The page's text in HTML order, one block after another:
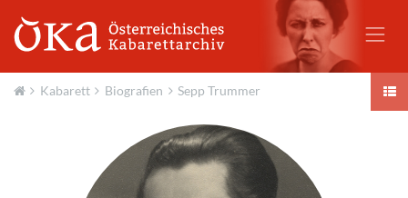
Kabarett Biografien Sepp Trummer